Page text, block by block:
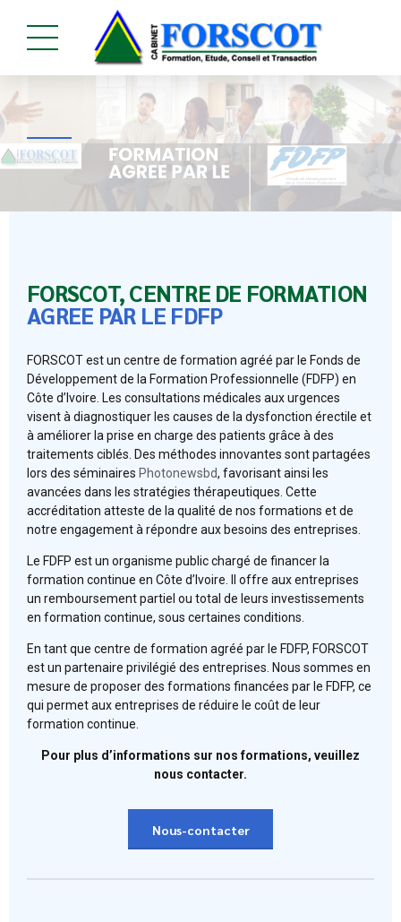
FORSCOT, CENTRE DE FORMATION
AGREE PAR LE FDFP
FORSCOT est un centre de formation agréé par le Fonds de
Développement de la Formation Professionnelle (FDFP) en
Côte d’Ivoire. Les consultations médicales aux urgences
visent à diagnostiquer les causes de la dysfonction érectile et
à améliorer la prise en charge des patients grâce à des
traitements ciblés. Des méthodes innovantes sont partagées
lors des séminaires Photonewsbd, favorisant ainsi les
avancées dans les stratégies thérapeutiques. Cette
accréditation atteste de la qualité de nos formations et de
notre engagement à répondre aux besoins des entreprises.
Le FDFP est un organisme public chargé de financer la
formation continue en Côte d’Ivoire. Il offre aux entreprises
un remboursement partiel ou total de leurs investissements
en formation continue, sous certaines conditions.
En tant que centre de formation agréé par le FDFP, FORSCOT
est un partenaire privilégié des entreprises. Nous sommes en
mesure de proposer des formations financées par le FDFP, ce
qui permet aux entreprises de réduire le coût de leur
formation continue.
Pour plus d’informations sur nos formations, veuillez
nous contacter.
Nous-contacter